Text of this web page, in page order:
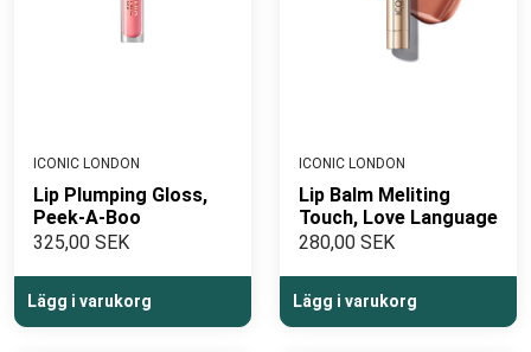
ICONIC LONDON
Lip Plumping Gloss,
Peek-A-Boo
325,00 SEK
Lägg i varukorg
ICONIC LONDON
Lip Balm Meliting
Touch, Love Language
280,00 SEK
Lägg i varukorg